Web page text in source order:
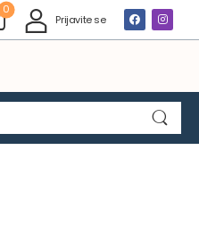
0
Prijavite se